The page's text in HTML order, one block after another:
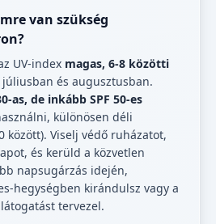
van szükség
UV-index magas, 6-8 közötti
és augusztusban.
as, de inkább SPF 50-es
különösen déli
között). Viselj védő ruházatot,
és kerüld a közvetlen
napsugárzás idején,
hegységben kirándulsz vagy a
tervezel.